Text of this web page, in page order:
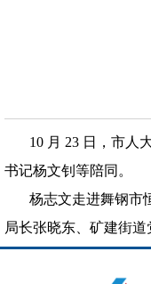
10 月 23 日，市人
书记杨文钊等陪同。
杨志文走进舞钢市
局长张晓东、矿建街道